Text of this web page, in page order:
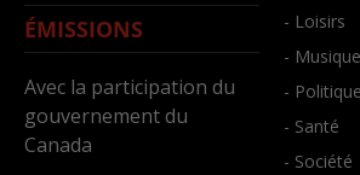
ÉMISSIONS
Avec la participation du
gouvernement du
Canada
- Loisirs
- Musique
- Politique
- Santé
- Société